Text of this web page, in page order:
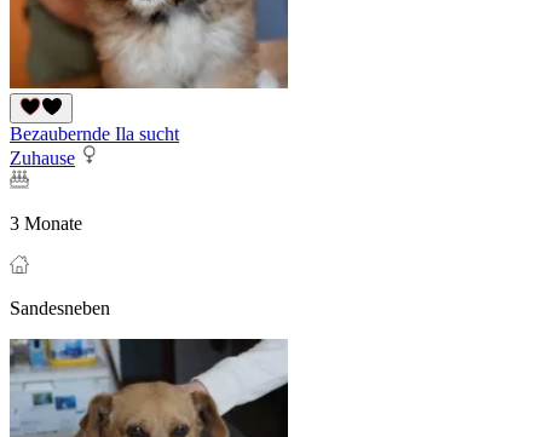
Bezaubernde Ila sucht
Zuhause
3 Monate
Sandesneben